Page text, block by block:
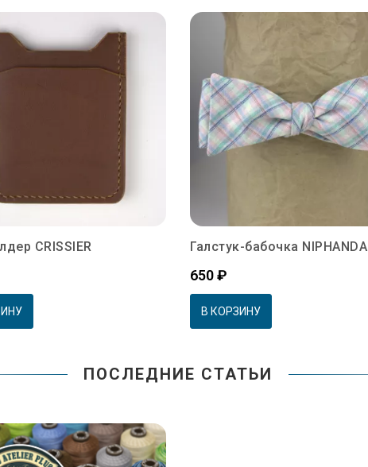
CRISSIER Галстук-бабочка NIPHANDA
Цена
650 ₽
В КОРЗИНУ
ПОСЛЕДНИЕ СТАТЬИ